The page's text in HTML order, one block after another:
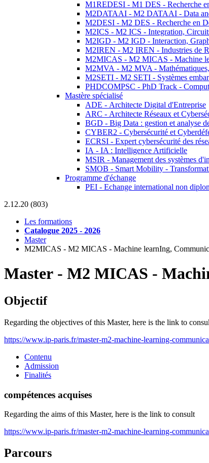
M1REDESI - M1 DES - Recherche
M2DATAAI - M2 DATAAI - Data
M2DESI - M2 DES - Recherche en
M2ICS - M2 ICS - Integration,
M2IGD - M2 IGD - Interaction,
M2IREN - M2 IREN - Industries de
M2MICAS - M2 MICAS - Machine
M2MVA - M2 MVA -
M2SETI - M2 SETI - Systèmes
PHDCOMPSC - PhD Track -
Mastère spécialisé
ADE - Architecte Digital d'Entreprise
ARC - Architecte Réseaux et
BGD - Big Data : gestion et analyse
CYBER2 - Cybersécurité et
ECRSI - Expert cybersécurité des
IA - IA : Intelligence Artificielle
MSIR - Management des systèmes
SMOB - Smart Mobility -
Programme d'échange
PEI - Echange international non
2.12.20 (803)
Les formations
Catalogue 2025 - 2026
Master
M2MICAS - M2 MICAS - Machine learnIng,
Master - M2 MICAS -
Objectif
Regarding the objectives of this Master, here is the link to
https://www.ip-paris.fr/master-m2-machine-learning-
Contenu
Admission
Finalités
compétences acquises
Regarding the aims of this Master, here is the link to consult
https://www.ip-paris.fr/master-m2-machine-learning-
Parcours